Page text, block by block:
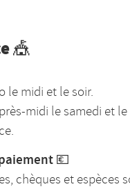
🎪
le midi et le soir.
midi le samedi et
💶
chèques et espèces